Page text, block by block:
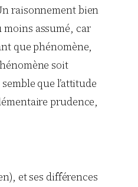
raisonnement bien
assumé, car
que phénomène,
soit
que l’attitude
prudence,
et ses différences